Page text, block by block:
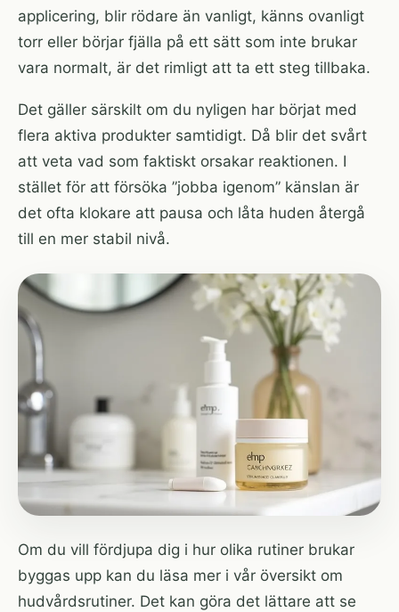
applicering, blir rödare än vanligt, känns ovanligt
torr eller börjar fjälla på ett sätt som inte brukar
vara normalt, är det rimligt att ta ett steg tillbaka.
Det gäller särskilt om du nyligen har börjat med
flera aktiva produkter samtidigt. Då blir det svårt
att veta vad som faktiskt orsakar reaktionen. I
stället för att försöka ”jobba igenom” känslan är
det ofta klokare att pausa och låta huden återgå
till en mer stabil nivå.
Om du vill fördjupa dig i hur olika rutiner brukar
byggas upp kan du läsa mer i vår översikt om
hudvårdsrutiner. Det kan göra det lättare att se